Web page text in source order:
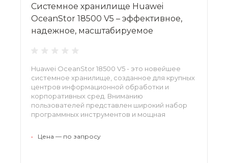
Системное хранилище Huawei
OceanStor 18500 V5 – эффективное,
надежное, масштабируемое
Huawei OceanStor 18500 V5 - это новейшее
системное хранилище, созданное для крупных
центров информационной обработки и
корпоративных сред. Вниманию
пользователей представлен широкий набор
программных инструментов и мощная
Максимальное количество малых дисков –
• Цена — по запросу